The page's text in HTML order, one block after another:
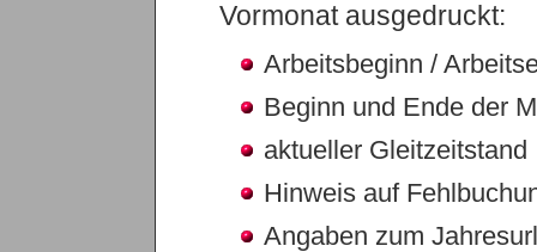
Vormonat ausgedruckt:
Arbeitsbeginn /
Beginn und Ende der
aktueller Gleitzeitstand
Hinweis auf
Angaben zum